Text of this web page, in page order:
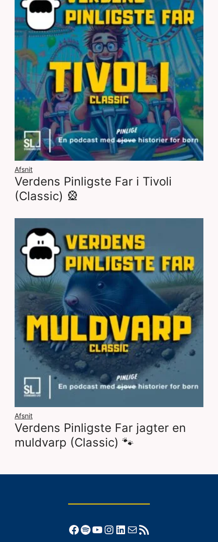
Afsnit
Verdens Pinligste Far i Tivoli
(Classic) 🎡
Afsnit
Verdens Pinligste Far jagter en
muldvarp (Classic) 🐾
Facebook
Spotify
YouTube
Instagram
LinkedIn
Mail
RSS-feed